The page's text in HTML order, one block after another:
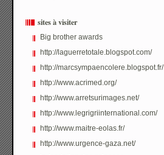
sites à visiter
Big brother awards
http://laguerretotale.blogspot.com/
http://marcsympaencolere.blogspot.fr/
http://www.acrimed.org/
http://www.arretsurimages.net/
http://www.legrigriinternational.com/
http://www.maitre-eolas.fr/
http://www.urgence-gaza.net/